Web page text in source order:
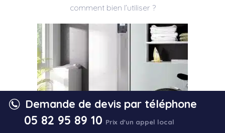
comment bien l’utiliser ?
Faut-il arrêter le chauffage au fioul ?
Demande de devis par téléphone
05 82 95 89 10 Prix d'un appel local